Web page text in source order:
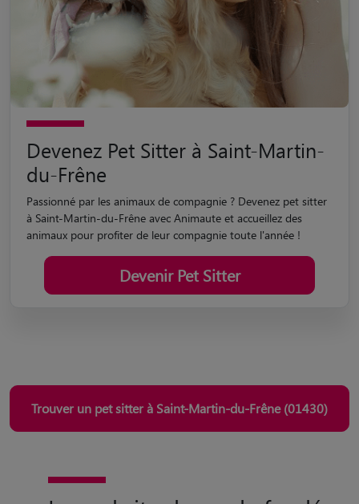
Devenez Pet Sitter à Saint-Martin-
du-Frêne
Passionné par les animaux de compagnie ? Devenez pet sitter
à Saint-Martin-du-Frêne avec Animaute et accueillez des
animaux pour profiter de leur compagnie toute l'année !
Devenir Pet Sitter
Trouver un pet sitter à Saint-Martin-du-Frêne (01430)
et suivi par un vétérinaire
Qualité certifiée par un
vétérinaire